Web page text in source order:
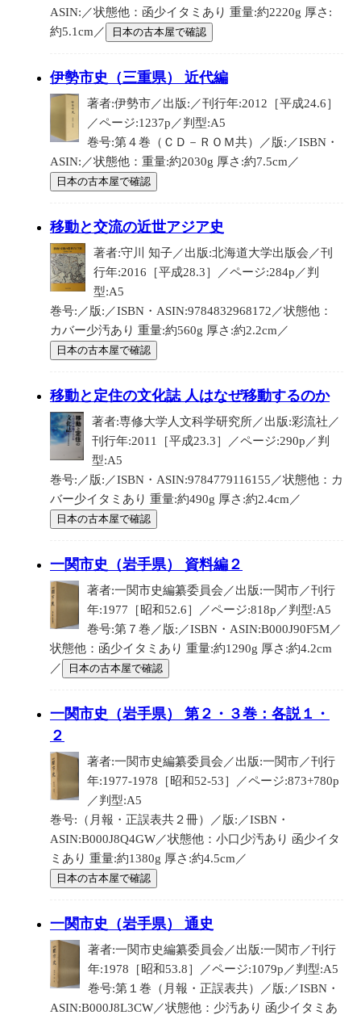
ASIN:／状態他：函少イタミあり 重量:約2220g 厚さ:
約5.1cm／
日本の古本屋で確認
伊勢市史（三重県） 近代編
著者:伊勢市／出版:／刊行年:2012［平成24.6］
／ページ:1237p／判型:A5
巻号:第４巻（ＣＤ－ＲＯＭ共）／版:／ISBN・
ASIN:／状態他：重量:約2030g 厚さ:約7.5cm／
日本の古本屋で確認
移動と交流の近世アジア史
著者:守川 知子／出版:北海道大学出版会／刊
行年:2016［平成28.3］／ページ:284p／判
型:A5
巻号:／版:／ISBN・ASIN:9784832968172／状態他：
カバー少汚あり 重量:約560g 厚さ:約2.2cm／
日本の古本屋で確認
移動と定住の文化誌 人はなぜ移動するのか
著者:専修大学人文科学研究所／出版:彩流社／
刊行年:2011［平成23.3］／ページ:290p／判
型:A5
巻号:／版:／ISBN・ASIN:9784779116155／状態他：カ
バー少イタミあり 重量:約490g 厚さ:約2.4cm／
日本の古本屋で確認
一関市史（岩手県） 資料編２
著者:一関市史編纂委員会／出版:一関市／刊行
年:1977［昭和52.6］／ページ:818p／判型:A5
巻号:第７巻／版:／ISBN・ASIN:B000J90F5M／
状態他：函少イタミあり 重量:約1290g 厚さ:約4.2cm
／
日本の古本屋で確認
一関市史（岩手県） 第２・３巻：各説１・
２
著者:一関市史編纂委員会／出版:一関市／刊行
年:1977-1978［昭和52-53］／ページ:873+780p
／判型:A5
巻号:（月報・正誤表共２冊）／版:／ISBN・
ASIN:B000J8Q4GW／状態他：小口少汚あり 函少イタ
ミあり 重量:約1380g 厚さ:約4.5cm／
日本の古本屋で確認
一関市史（岩手県） 通史
著者:一関市史編纂委員会／出版:一関市／刊行
年:1978［昭和53.8］／ページ:1079p／判型:A5
巻号:第１巻（月報・正誤表共）／版:／ISBN・
ASIN:B000J8L3CW／状態他：少汚あり 函少イタミあ